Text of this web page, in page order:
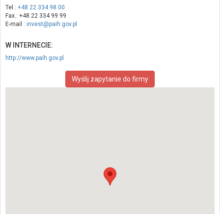
Tel.: +48 22 334 98 00
Fax.: +48 22 334 99 99
E-mail : invest@paih.gov.pl
W INTERNECIE:
http://www.paih.gov.pl
Wyślij zapytanie do firmy